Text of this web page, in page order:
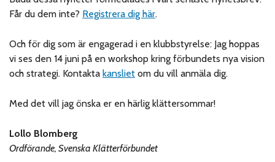
Får du dem inte? Registrera dig här.
Och för dig som är engagerad i en klubbstyrelse: Jag hoppas
vi ses den 14 juni på en workshop kring förbundets nya vision
och strategi. Kontaktakansliet om du vill anmäla dig.
Med det vill jag önska er en härlig klättersommar!
Lollo Blomberg
Ordförande, Svenska Klätterförbundet